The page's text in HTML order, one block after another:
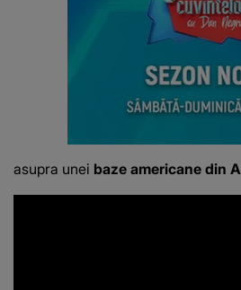
asupra unei baze americane din